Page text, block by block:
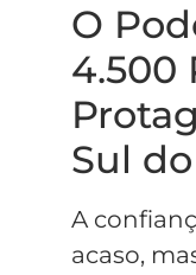
O
4.500
Sul
A
acaso,